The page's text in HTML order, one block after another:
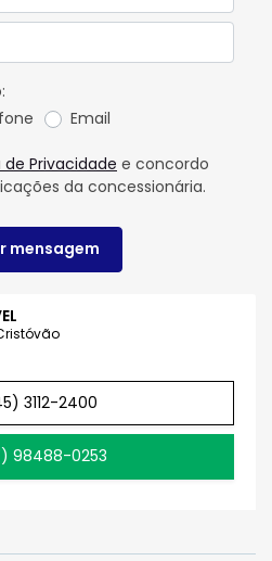
3112-2400
98488-0253
Email
Privacidade e concordo
da concessionária.
mensagem